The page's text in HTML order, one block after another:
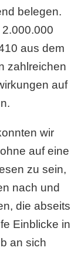
belegen.
aus dem
zahlreichen
auf
wir
auf eine
zu sein,
nach und
die abseits
Einblicke in
an sich